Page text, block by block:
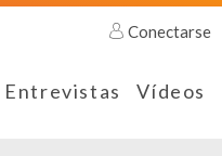
Conectarse
Entrevistas Vídeos